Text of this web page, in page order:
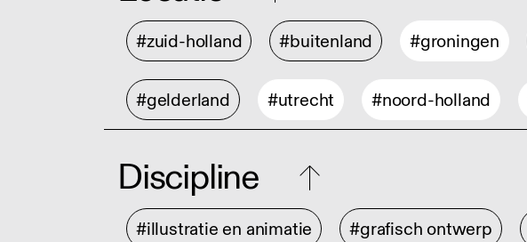
#zuid-holland #buitenland #groningen
#gelderland #utrecht #noord-holland
Discipline
#illustratie en animatie #grafisch ontwerp